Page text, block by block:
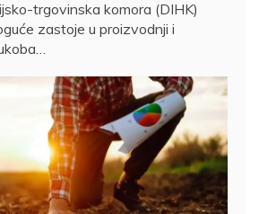
trgovinska komora (DIHK)
zastoje u proizvodnji i